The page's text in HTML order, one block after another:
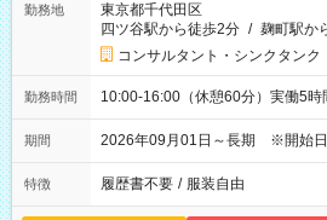
勤務地
東京都千代田区
四ツ谷駅から徒歩2分 / 麹町駅か
コンサルタント・シンクタンク
勤務時間 10:00-16:00（休憩60分）実働5時
期間 2026年09月01日～長期 ※開始
特徴 履歴書不要 / 服装自由